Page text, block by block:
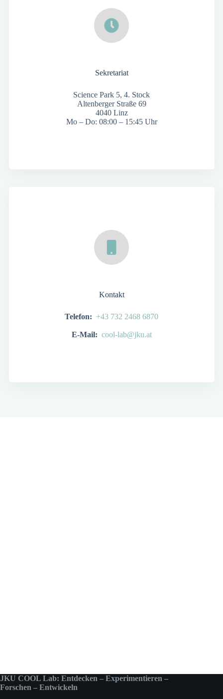
Sekretariat
Science Park 5, 4. Stock
Altenberger Straße 69
4040 Linz
Mo – Do: 08:00 – 15:45 Uhr
Kontakt
Telefon: +43 732 2468 6870
E-Mail: cool-lab@jku.at
JKU COOL Lab: Entdecken – Experimentieren –
Forschen – Entwickeln